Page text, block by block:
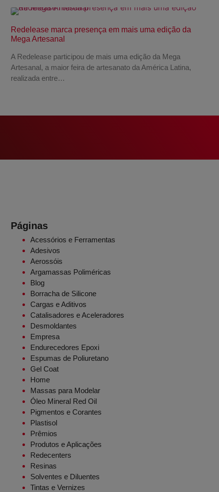
Redelease marca presença em mais uma edição da
Mega Artesanal
A Redelease participou de mais uma edição da Mega
Artesanal, a maior feira de artesanato da América Latina,
realizada entre…
Páginas
Acessórios e Ferramentas
Adesivos
Aerossóis
Argamassas Poliméricas
Blog
Borracha de Silicone
Cargas e Aditivos
Catalisadores e Aceleradores
Desmoldantes
Empresa
Endurecedores Epoxi
Espumas de Poliuretano
Gel Coat
Home
Massas para Modelar
Óleo Mineral Red Oil
Pigmentos e Corantes
Plastisol
Prêmios
Produtos e Aplicações
Redecenters
Resinas
Solventes e Diluentes
Tintas e Vernizes